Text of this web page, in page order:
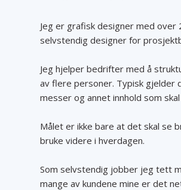
Jeg er grafisk designer med
selvstendig designer for
Jeg hjelper bedrifter med å
av flere personer. Typisk
messer og annet innhold som
Målet er ikke bare at det skal se
bruke videre i hverdagen.
Som selvstendig jobber jeg tett
mange av kundene mine er det